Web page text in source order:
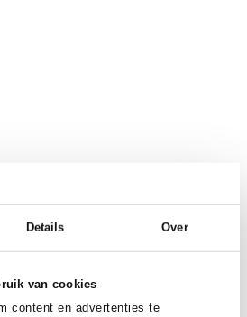
Details Over
van cookies
content en advertenties te